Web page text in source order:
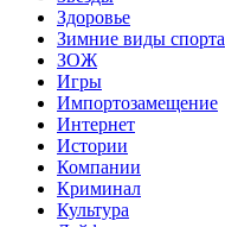
Здоровье
Зимние виды спорта
ЗОЖ
Игры
Импортозамещение
Интернет
Истории
Компании
Криминал
Культура